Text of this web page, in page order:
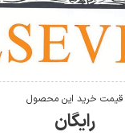
قیمت خرید این محصول
رایگان